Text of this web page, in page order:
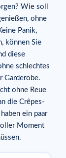
Wie soll
ohne
Panik,
können Sie
diese
schlechtes
Garderobe.
ohne Reue
die Crêpes-
ein paar
Moment